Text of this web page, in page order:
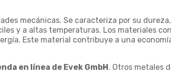
mecánicas. Se caracteriza por su
y a altas temperaturas. Los materiales
Este material contribuye a una
en línea de Evek GmbH. Otros metales